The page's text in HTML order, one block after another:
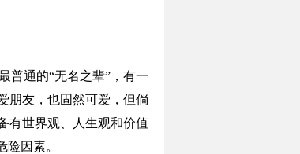
通的“无名之辈”，有一
朋友，也固然可爱，但倘
有世界观、人生观和价值
因素。